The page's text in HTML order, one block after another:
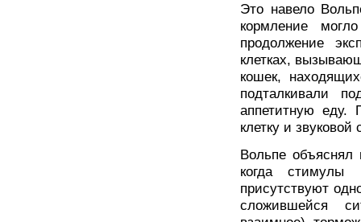
Это навело
кормление
продолжение
клетках,
кошек,
подталкивали
аппетитную еду.
клетку и звуковой
Вольпе
когда стимулы
присутствуют
сложившейся